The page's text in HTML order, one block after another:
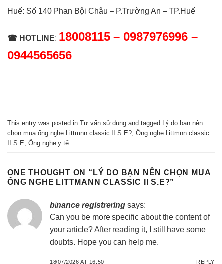
Huế: Số 140 Phan Bội Châu – P.Trường An – TP.Huế
☎ HOTLINE: 18008115 – 0987976996 –
0944565656
This entry was posted in Tư vấn sử dụng and tagged Lý do bạn nên
chọn mua ống nghe Littmnn classic II S.E?, Ống nghe Littmnn classic
II S.E, Ống nghe y tế.
ONE THOUGHT ON “ LÝ DO BẠN NÊN CHỌN MUA
ỐNG NGHE LITTMANN CLASSIC II S.E?”
binance registrering says:
Can you be more specific about the content of
your article? After reading it, I still have some
doubts. Hope you can help me.
18/07/2026 AT 16:50 REPLY